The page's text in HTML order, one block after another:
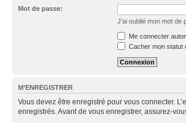
Mot de passe:
J’ai oublié mon mot de
Me connecter
Cacher mon statut
M’ENREGISTRER
Vous devez être enregistré pour vous connecter.
enregistrés. Avant de vous enregistrer, assurez-